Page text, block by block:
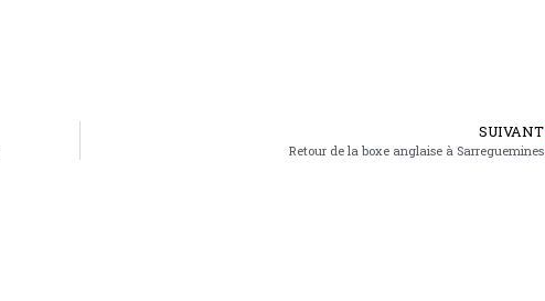
SUIVANT
Retour de la boxe anglaise à Sarreguemines